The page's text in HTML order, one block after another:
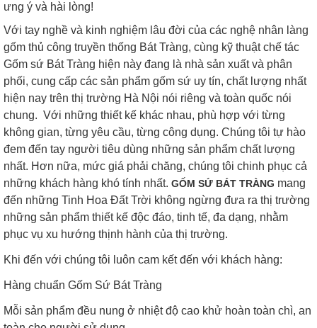
ưng ý và hài lòng!
Với tay nghề và kinh nghiệm lâu đời của các nghệ nhân làng
gốm thủ công truyền thống Bát Tràng, cùng kỹ thuật chế tác
Gốm sứ Bát Tràng hiện này đang là nhà sản xuất và phân
phối, cung cấp các sản phẩm gốm sứ uy tín, chất lượng nhất
hiện nay trên thị trường Hà Nội nói riêng và toàn quốc nói
chung. Với những thiết kế khác nhau, phù hợp với từng
không gian, từng yêu cầu, từng công dụng. Chúng tôi tự hào
đem đến tay người tiêu dùng những sản phẩm chất lượng
nhất. Hơn nữa, mức giá phải chăng, chúng tôi chinh phục cả
những khách hàng khó tính nhất. GỐM SỨ BÁT TRÀNG mang
đến những Tinh Hoa Đất Trời không ngừng đưa ra thị trường
những sản phẩm thiết kế độc đáo, tinh tế, đa dạng, nhằm
phục vụ xu hướng thịnh hành của thị trường.
Khi đến với chúng tôi luôn cam kết đến với khách hàng:
Hàng chuẩn Gốm Sứ Bát Tràng
Mỗi sản phẩm đều nung ở nhiệt độ cao khử hoàn toàn chì, an